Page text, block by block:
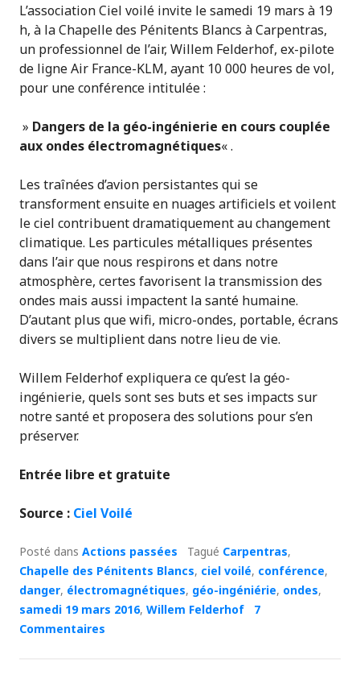
L’association Ciel voilé invite le samedi 19 mars à 19
h, à la Chapelle des Pénitents Blancs à Carpentras,
un professionnel de l’air, Willem Felderhof, ex-pilote
de ligne Air France-KLM, ayant 10 000 heures de vol,
pour une conférence intitulée :
» Dangers de la géo-ingénierie en cours couplée
aux ondes électromagnétiques« .
Les traînées d’avion persistantes qui se
transforment ensuite en nuages artificiels et voilent
le ciel contribuent dramatiquement au changement
climatique. Les particules métalliques présentes
dans l’air que nous respirons et dans notre
atmosphère, certes favorisent la transmission des
ondes mais aussi impactent la santé humaine.
D’autant plus que wifi, micro-ondes, portable, écrans
divers se multiplient dans notre lieu de vie.
Willem Felderhof expliquera ce qu’est la géo-
ingénierie, quels sont ses buts et ses impacts sur
notre santé et proposera des solutions pour s’en
préserver.
Entrée libre et gratuite
Source : Ciel Voilé
Posté dans Actions passées Tagué Carpentras,
Chapelle des Pénitents Blancs, ciel voilé, conférence,
danger, électromagnétiques, géo-ingéniérie, ondes,
samedi 19 mars 2016, Willem Felderhof
7
Commentaires